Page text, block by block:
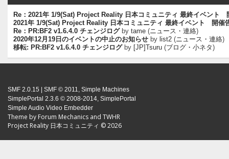
Re：2021年 1/9(Sat) Project Reality 日本コミュニティ 最終イベント
2021年 1/9(Sat) Project Reality 日本コミュニティ 最終イベント 開催
Re：PR:BF2 v1.6.4.0 チェンジログbytame (ニュース・連絡)
2020年12月19日のイベントの中止のお知らせ by list2 (ニュース・連絡)
移転: PR:BF2 v1.6.4.0 チェンジログby [JP]Tsuru (ブログ・小ネタ )
SMF 2.0.15 SMF © 2011, Simple Machines
SimplePortal 2.3.6 © 2008-2014, SimplePortal
Simple Audio Video Embedder
Theme by Forum Mechanics and TWHR
Project Reality 日本コミュニティ © 2026